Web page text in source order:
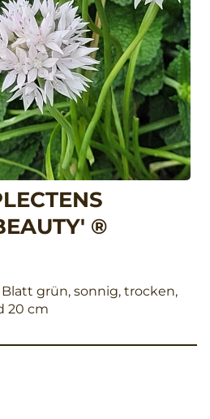
®
Blatt grün, sonnig, trocken,
20 cm